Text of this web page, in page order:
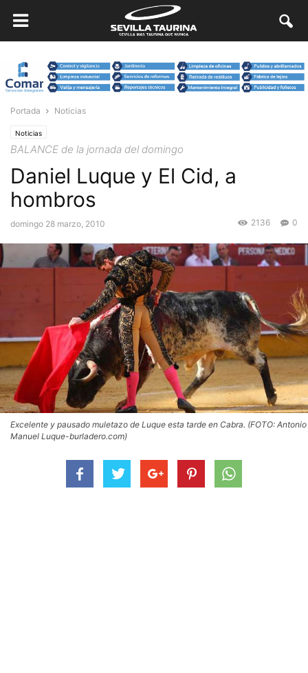
Portada Noticias
Noticias
BALANCE de la jornada del domingo
Daniel Luque y El Cid, a
hombros
domingo 28 marzo, 2010 0
2136
Excelente y pausado muletazo de Luque esta tarde en Cabra. (FOTO: Antonio
Manuel Luque-burladero.com)